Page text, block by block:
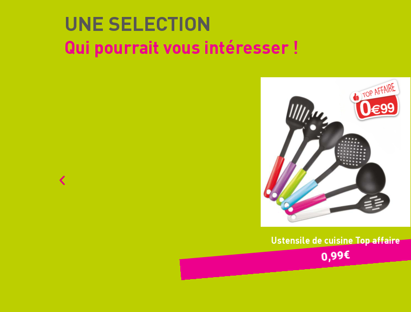
UNE SELECTION
Qui pourrait vous intéresser !
Ustensile de cuisine Top affaire
0,99€